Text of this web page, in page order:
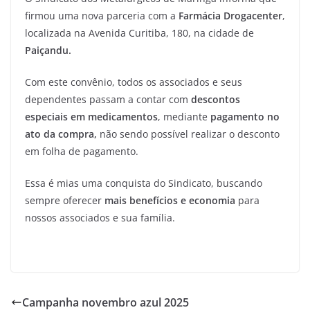
firmou uma nova parceria com a Farmácia Drogacenter,
localizada na Avenida Curitiba, 180, na cidade de
Paiçandu.
Com este convênio, todos os associados e seus
dependentes passam a contar com descontos
especiais em medicamentos, mediante pagamento no
ato da compra, não sendo possível realizar o desconto
em folha de pagamento.
Essa é mias uma conquista do Sindicato, buscando
sempre oferecer mais benefícios e economia para
nossos associados e sua família.
Campanha novembro azul 2025